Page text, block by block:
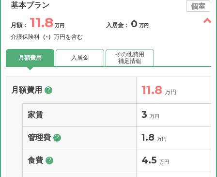
基本プラン 個室
月額： 11.8 万円
介護保険料 （-） 万円を含む
入居金： 0 万円
月額費用 入居金
その他費用
補足情報
月額費用 ? 11.8 万円
家賃 3 万円
管理費 ? 1.8 万円
食費 ? 4.5 万円